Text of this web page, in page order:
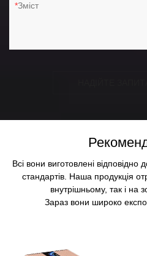
Зміст
Всі вони виготовлені
стандартів. Наша продукція
внутрішньому, так і на
Зараз вони широко